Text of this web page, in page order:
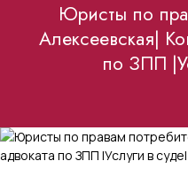
Юристы по
Алексеевская|
по ЗПП